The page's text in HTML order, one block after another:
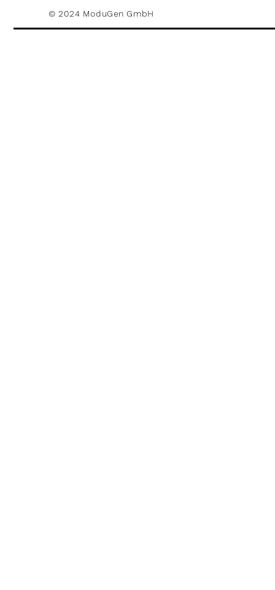
© 2024 ModuGen GmbH